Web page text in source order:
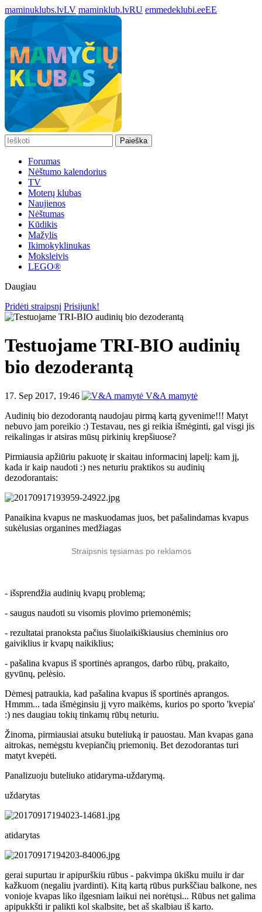
maminuklubs.lvLV maminklub.lvRU emmedeklubi.eeEE
Paieška
Forumas
Nėštumo kalendorius
TV
Moterų klubas
Naujienos
Nėštumas
Kūdikis
Mažylis
Ikimokyklinukas
Moksleivis
LEGO®
Daugiau
Pridėti straipsnį Prisijunk!
Testuojame TRI-BIO audinių
bio dezoderantą
17. Sep 2017, 19:46
V&A mamytė
Audinių bio dezodorantą naudojau pirmą kartą gyvenime!!! Matyt
nebuvo jam poreikio :) Testavau, nes gi reikia išmėginti, gal visgi jis
reikalingas ir atsiras mūsų pirkinių krepšiuose?
Pirmiausia apžiūriu pakuotę ir skaitau informacinį lapelį: kam jį,
kada ir kaip naudoti :) nes neturiu praktikos su audinių
dezodorantais:
Panaikina kvapus ne maskuodamas juos, bet pašalindamas kvapus
sukėlusias organines medžiagas
Straipsnis tęsiamas po reklamos
- išsprendžia audinių kvapų problemą;
- saugus naudoti su visomis plovimo priemonėmis;
- rezultatai pranoksta pačius šiuolaikiškiausius cheminius oro
gaiviklius ir kvapų naikiklius;
- pašalina kvapus iš sportinės aprangos, darbo rūbų, prakaito,
gyvūnų, pelėsio.
Dėmesį patraukia, kad pašalina kvapus iš sportinės aprangos.
Hmmm... tada išmėginsiu jį vyro maikėms, kurios po sporto 'kvepia'
:) nes daugiau tokių tinkamų rūbų neturiu.
Žinoma, pirmiausiai atsuku buteliuką ir pauostau. Man kvapas gana
aitrokas, nemėgstu kvepiančių priemonių. Bet dezodorantas turi
matyt kvepėti.
Panalizuoju buteliuko atidaryma-uždarymą.
uždarytas
atidarytas
gerai supurtau ir apipurškiu rūbus - pakvimpa ūkišku muilu ir dar
kažkuom (negaliu įvardinti). Kitą kartą rūbus purkščiau balkone, nes
vonioje kvapas liko ilgesniam laikui nei norėtųsi... Rūbus net galima
apipukkšti ir palikti kol skalbsite, bet aš skalbiau iš karto.